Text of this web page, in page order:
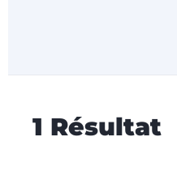
1 Résultat